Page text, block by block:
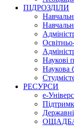
ПІДРОЗДІЛИ
Наукові
Наукова
РЕСУРСИ
е-
Державні